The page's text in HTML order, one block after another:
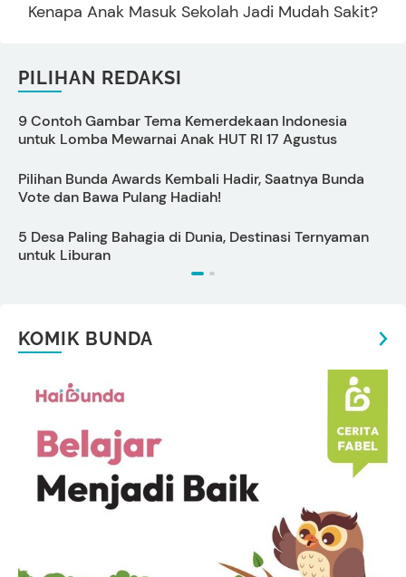
Kenapa Anak Masuk Sekolah Jadi Mudah Sakit?
PILIHAN REDAKSI
9 Contoh Gambar Tema Kemerdekaan Indonesia
untuk Lomba Mewarnai Anak HUT RI 17 Agustus
Pilihan Bunda Awards Kembali Hadir, Saatnya Bunda
Vote dan Bawa Pulang Hadiah!
5 Desa Paling Bahagia di Dunia, Destinasi Ternyaman
untuk Liburan
KOMIK BUNDA